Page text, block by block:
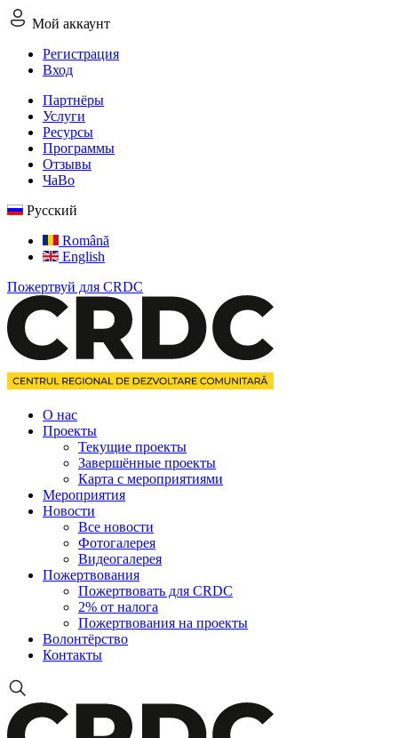
Мой аккаунт
Регистрация
Вход
Партнёры
Услуги
Ресурсы
Программы
Отзывы
ЧаВо
Русский
Română
English
Пожертвуй для CRDC
О нас
Проекты
Текущие проекты
Завершённые проекты
Карта с мероприятиями
Мероприятия
Новости
Все новости
Фотогалерея
Видеогалерея
Пожертвования
Пожертвовать для CRDC
2% от налога
Пожертвования на проекты
Волонтёрство
Контакты